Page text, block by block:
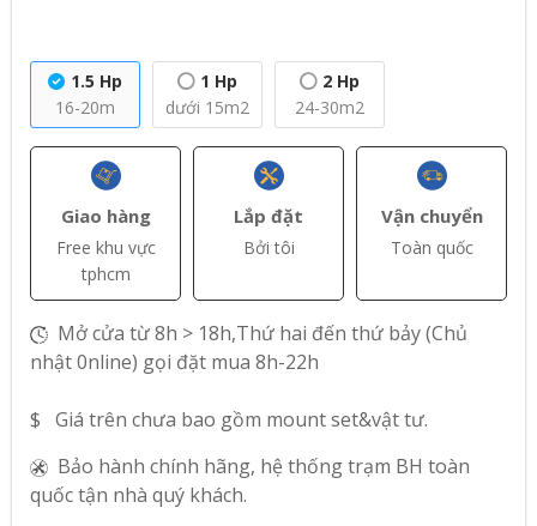
1.5 Hp
16-20m
1 Hp
dưới 15m2
2 Hp
24-30m2
Giao hàng
Free khu vực
tphcm
Lắp đặt
Bởi tôi
Vận chuyển
Toàn quốc
Mở cửa từ 8h > 18h,Thứ hai đến thứ bảy (Chủ
nhật 0nline) gọi đặt mua 8h-22h
$ Giá trên chưa bao gồm mount set&vật tư.
Bảo hành chính hãng, hệ thống trạm BH toàn
quốc tận nhà quý khách.